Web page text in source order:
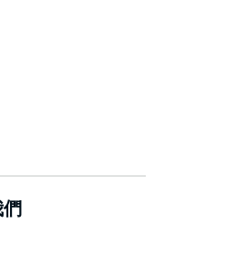
房和豪華客房，均配備獨立衛
心，恢復活力，使用共享廚
住，同時方便您探索雪梨市中
廳、公園和景點。